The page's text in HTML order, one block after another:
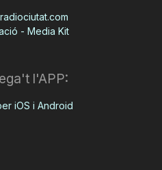
- Media Kit
l'APP:
iOS i Android